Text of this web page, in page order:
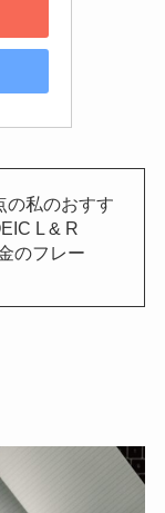
の私のおすす
L & R
のフレー